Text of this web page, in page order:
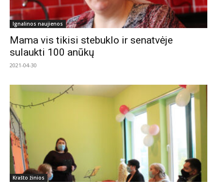
Ignalinos naujienos
Mama vis tikisi stebuklo ir senatvėje
sulaukti 100 anūkų
2021-04-30
Krašto žinios